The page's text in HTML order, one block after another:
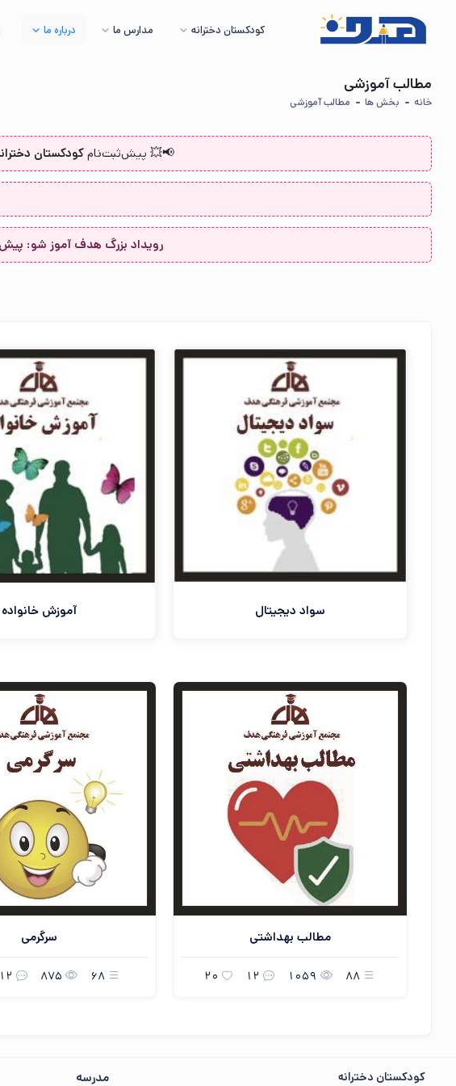
کودکستان دخترانه مدارس ما درباره ما
مطالب آموزشی
خانه بخش ها مطالب آموزشی
📢💥 پیش‌ثبت‌نام‌کودکستان
رویداد بزرگ هدف آموز شو: پیش ثبت
سواد دیجیتال آموزش خانواده
مطالب بهداشتی
88
1059
12
20
سرگرمی
68
875
12
کودکستان دخترانه مدرسه